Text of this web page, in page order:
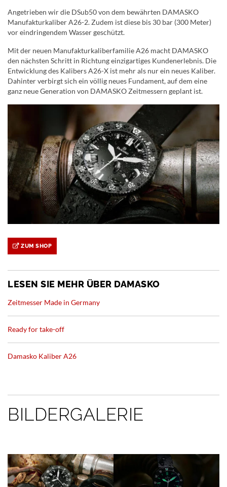
Angetrieben wir die DSub50 von dem bewährten DAMASKO
Manufakturkaliber A26-2. Zudem ist diese bis 30 bar (300 Meter)
vor eindringendem Wasser geschützt.
Mit der neuen Manufakturkaliberfamilie A26 macht DAMASKO
den nächsten Schritt in Richtung einzigartiges Kundenerlebnis. Die
Entwicklung des Kalibers A26-X ist mehr als nur ein neues Kaliber.
Dahinter verbirgt sich ein völlig neues Fundament, auf dem eine
ganz neue Generation von DAMASKO Zeitmessern geplant ist.
ZUM SHOP
LESEN SIE MEHR ÜBER DAMASKO
Zeitmesser Made in Germany
Ready for take-off
Damasko Kaliber A26
BILDERGALERIE